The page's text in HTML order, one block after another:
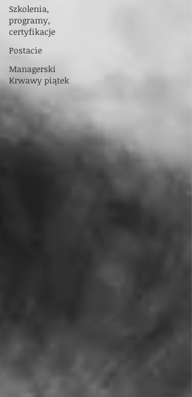
Szkolenia,
programy,
certyfikacje
Postacie
Managerski
Krwawy piątek